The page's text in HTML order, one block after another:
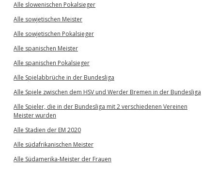
Alle slowenischen Pokalsieger
Alle sowjetischen Meister
Alle sowjetischen Pokalsieger
Alle spanischen Meister
Alle spanischen Pokalsieger
Alle Spielabbrüche in der Bundesliga
Alle Spiele zwischen dem HSV und Werder Bremen in der Bundesliga
Alle Spieler, die in der Bundesliga mit 2 verschiedenen Vereinen
Meister wurden
Alle Stadien der EM 2020
Alle südafrikanischen Meister
Alle Südamerika-Meister der Frauen